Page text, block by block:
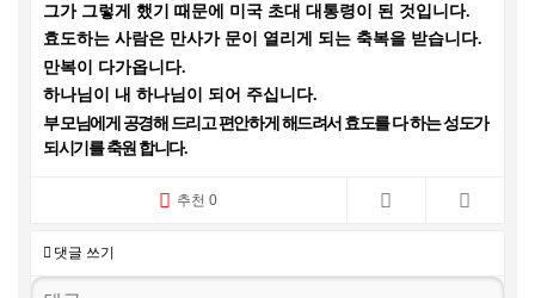
그가 그렇게 했기 때문에 미국 초대 대통령이 된 것입니다.
효도하는 사람은 만사가 문이 열리게 되는 축복을 받습니다.
만복이 다가옵니다.
하나님이 내 하나님이 되어 주십니다.
부모님에게 공경해 드리고 편안하게 해드려서 효도를 다 하는 성도가
되시기를 축원 합니다.
추천 0
댓글 쓰기